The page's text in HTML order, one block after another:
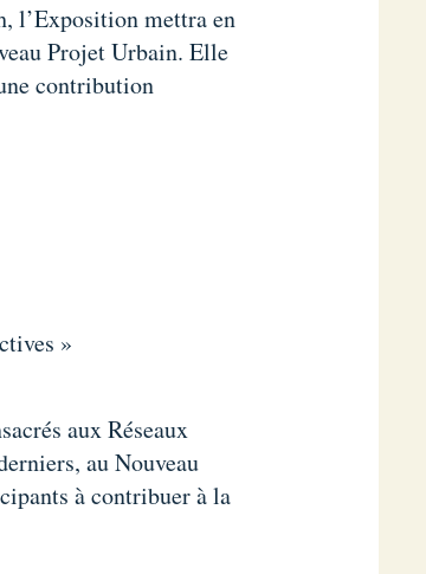
l’Exposition mettra en
Projet Urbain. Elle
contribution
»
aux Réseaux
au Nouveau
à contribuer à la